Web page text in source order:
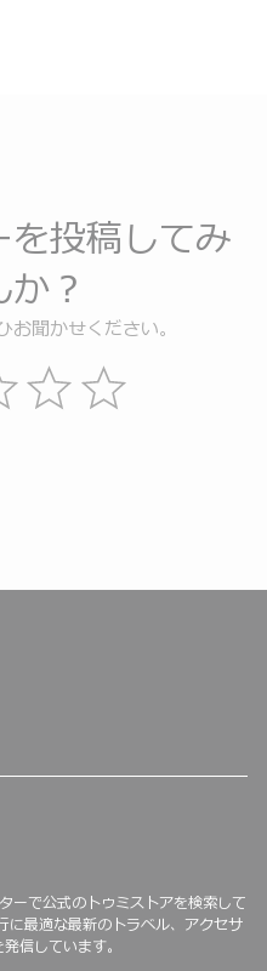
投稿してみ
？
聞かせください。
ーで公式のトゥミストアを検索して
に最適な最新のトラベル、アクセサ
信しています。